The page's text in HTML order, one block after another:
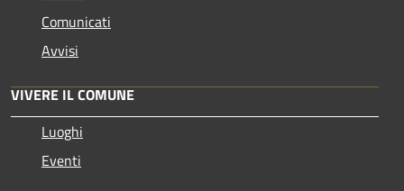
Comunicati
Avvisi
VIVERE IL COMUNE
Luoghi
Eventi